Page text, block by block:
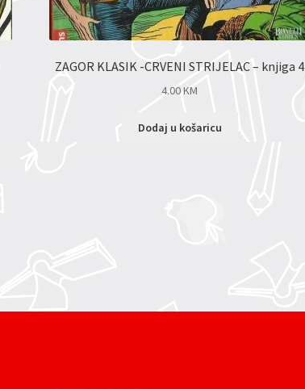
ZAGOR KLASIK -CRVENI STRIJELAC – knjiga 4
4.00KM
Dodaj u košaricu